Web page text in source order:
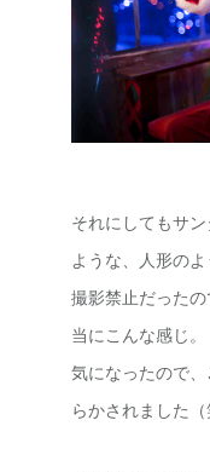
それにしてもサ
ような、人形のよ
撮影禁止だった
当にこんな感じ。
気になったので、
らかされました（